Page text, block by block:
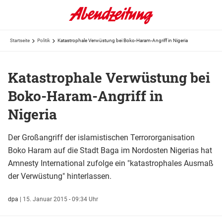
Startseite Politik Katastrophale Verwüstung bei Boko-Haram-Angriff in Nigeria
Katastrophale Verwüstung bei
Boko-Haram-Angriff in
Nigeria
Der Großangriff der islamistischen Terrororganisation
Boko Haram auf die Stadt Baga im Nordosten Nigerias hat
Amnesty International zufolge ein "katastrophales Ausmaß
der Verwüstung" hinterlassen.
dpa | 15. Januar 2015 - 09:34 Uhr